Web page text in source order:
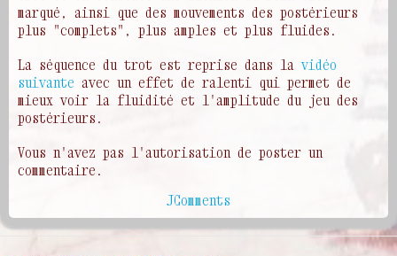
marqué, ainsi que des mouvements des postérieurs
plus "complets", plus amples et plus fluides.
La séquence du trot est reprise dans lavidéo
suivante avec un effet de ralenti qui permet de
mieux voir la fluidité et l'amplitude du jeu des
postérieurs.
Vous n'avez pas l'autorisation de poster un
commentaire.
JComments